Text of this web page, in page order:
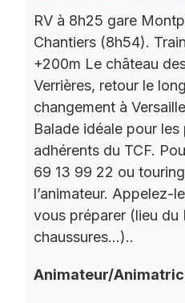
RV à 8h25 gare
Chantiers (8h54).
+200m Le château
Verrières, retour le
changement à
Balade idéale pour
adhérents du TCF.
69 13 99 22 ou
l’animateur. Appelez-
vous préparer (lieu du
chaussures…)..
Animateur/